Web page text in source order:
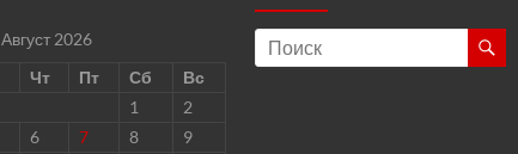
Август 2026
Чт Пт Сб
Вс
1
2
6 7 8
9